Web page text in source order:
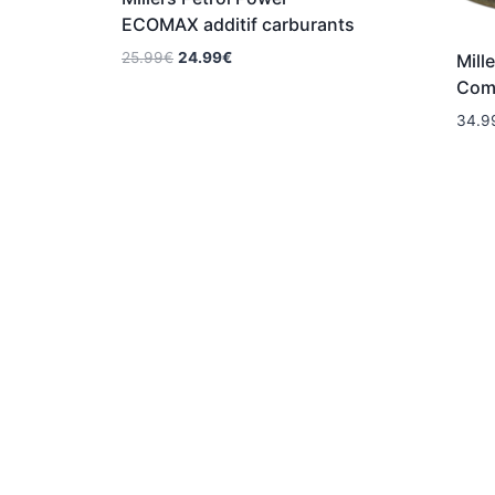
ECOMAX additif carburants
25.99€ Le
24.99€Le